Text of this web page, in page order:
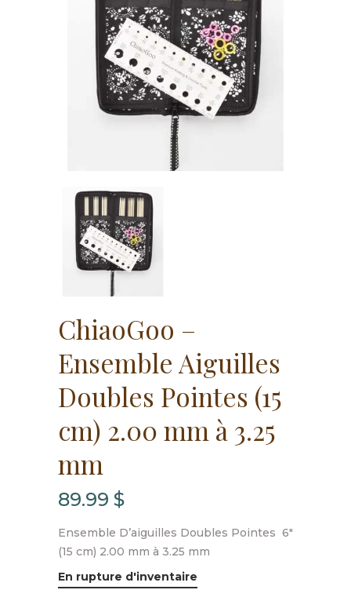
ChiaoGoo –
Ensemble Aiguilles
Doubles Pointes (15
cm) 2.00 mm à 3.25
mm
89.99 $
Ensemble D’aiguilles Doubles Pointes 6″
(15 cm) 2.00 mm à 3.25 mm
En rupture d'inventaire